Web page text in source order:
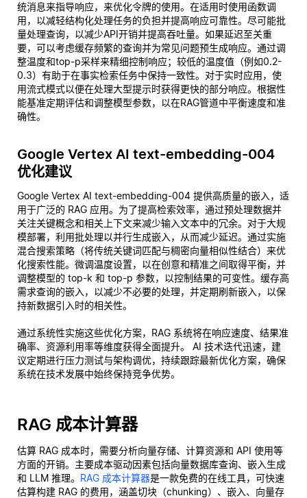
统消息来指导响应，来优化令牌的使用。在适用时使用函数调
用，以减轻结构化处理任务的负担并提高响应可靠性。尽可能批
量处理查询，以减少API开销并提高吞吐量。如果延迟至关重
要，可以考虑缓存频繁的查询并为常见问题预生成响应。通过调
整温度和top-p采样来精细控制响应；较低的温度值（例如0.2-
0.3）有助于在事实检索任务中保持一致性。对于实时应用，使
用流式模式以便在处理大型提示时获得更快的部分响应。根据性
能基准定期评估和调整模型参数，以在RAG管道中平衡速度和准
确性。
Google Vertex AI text-embedding-004
优化建议
Google Vertex AI text-embedding-004 提供高质量的嵌入，适
用于广泛的 RAG 应用。为了提高检索效率，通过预处理数据并
关注关键概念和相关上下文来减少输入文本中的冗余。对于大规
模部署，利用批处理以并行生成嵌入，从而减少延迟。通过实施
混合搜索策略（将传统关键词匹配与稠密向量相似性结合）来优
化搜索性能。微调温度设置，以在创意和精准之间取得平衡，并
调整模型的 top-k 和 top-p 参数，以控制结果的可变性。缓存高
需求查询的嵌入，以减少不必要的处理，并定期刷新嵌入，以保
持新数据引入时的相关性。
通过系统性实施这些优化方案，RAG 系统将在响应速度、结果准
确率、资源利用率等维度获得全面提升。 AI 技术迭代迅速，建
议定期进行压力测试与架构调优，持续跟踪最新优化方案，确保
系统在技术发展中始终保持竞争优势。
RAG 成本计算器
估算 RAG 成本时，需要分析向量存储、计算资源和 API 使用等
方面的开销。主要成本驱动因素包括向量数据库查询、嵌入生成
和 LLM 推理。 RAG 成本计算器是一款免费的在线工具，可快速
估算构建 RAG 的费用，涵盖切块（chunking）、嵌入、向量存